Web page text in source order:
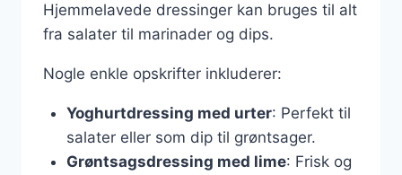
Hjemmelavede dressinger kan bruges til alt
fra salater til marinader og dips.
Nogle enkle opskrifter inkluderer:
Yoghurtdressing med urter: Perfekt til
salater eller som dip til grøntsager.
Grøntsagsdressing med lime: Frisk og